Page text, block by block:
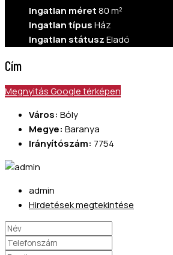
Ingatlan méret80 m²
Ingatlan típusHáz
Ingatlan státuszEladó
Cím
Megnyitás Google térképen
Város: Bóly
Megye: Baranya
Irányítószám: 7754
admin
Hirdetések megtekintése